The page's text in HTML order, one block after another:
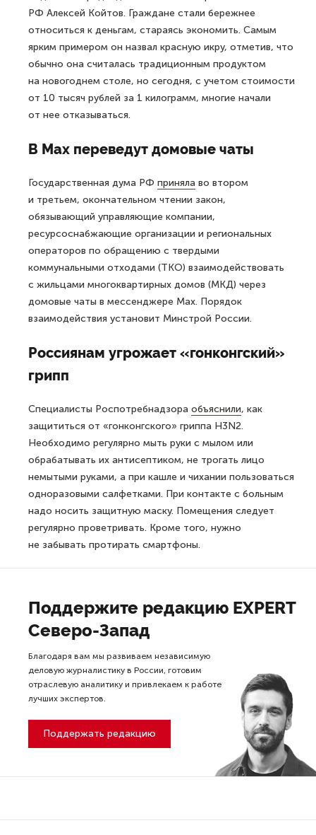
РФ Алексей Койтов. Граждане стали бережнее
относиться к деньгам, стараясь экономить. Самым
ярким примером он назвал красную икру, отметив, что
обычно она считалась традиционным продуктом
на новогоднем столе, но сегодня, с учетом стоимости
от 10 тысяч рублей за 1 килограмм, многие начали
от нее отказываться.
В Max переведут домовые чаты
Государственная дума РФ приняла во втором
и третьем, окончательном чтении закон,
обязывающий управляющие компании,
ресурсоснабжающие организации и региональных
операторов по обращению с твердыми
коммунальными отходами (ТКО) взаимодействовать
с жильцами многоквартирных домов (МКД) через
домовые чаты в мессенджере Max. Порядок
взаимодействия установит Минстрой России.
Россиянам угрожает «гонконгский»
грипп
Специалисты Роспотребнадзора объяснили, как
защититься от «гонконгского» гриппа H3N2.
Необходимо регулярно мыть руки с мылом или
обрабатывать их антисептиком, не трогать лицо
немытыми руками, а при кашле и чихании пользоваться
одноразовыми салфетками. При контакте с больным
надо носить защитную маску. Помещения следует
регулярно проветривать. Кроме того, нужно
не забывать протирать смартфоны.
Поддержите редакцию EXPERT
Северо-Запад
Благодаря вам мы развиваем независимую
деловую журналистику в России, готовим
отраслевую аналитику и привлекаем к работе
лучших экспертов.
Поддержать редакцию